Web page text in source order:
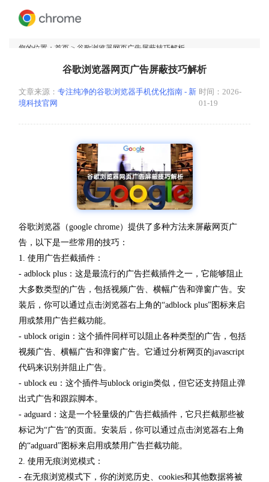
您的位置： 首页 > 谷歌浏览器网页广告屏蔽技巧解析
谷歌浏览器网页广告屏蔽技巧解析
文章来源： 专注纯净的谷歌浏览器手机优化指南 - 新
境科技官网
时间：2026-
01-19
谷歌浏览器（google chrome）提供了多种方法来屏蔽网页广
告，以下是一些常用的技巧：
1. 使用广告拦截插件：
- adblock plus：这是最流行的广告拦截插件之一，它能够阻止
大多数类型的广告，包括视频广告、横幅广告和弹窗广告。安
装后，你可以通过点击浏览器右上角的“adblock plus”图标来启
用或禁用广告拦截功能。
- ublock origin：这个插件同样可以阻止各种类型的广告，包括
视频广告、横幅广告和弹窗广告。它通过分析网页的javascript
代码来识别并阻止广告。
- ublock eu：这个插件与ublock origin类似，但它还支持阻止弹
出式广告和跟踪脚本。
- adguard：这是一个轻量级的广告拦截插件，它只拦截那些被
标记为“广告”的页面。安装后，你可以通过点击浏览器右上角
的“adguard”图标来启用或禁用广告拦截功能。
2. 使用无痕浏览模式：
- 在无痕浏览模式下，你的浏览历史、cookies和其他数据将被